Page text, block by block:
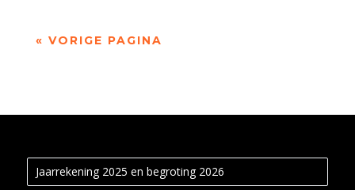
« VORIGE PAGINA
Jaarrekening 2025 en begroting 2026